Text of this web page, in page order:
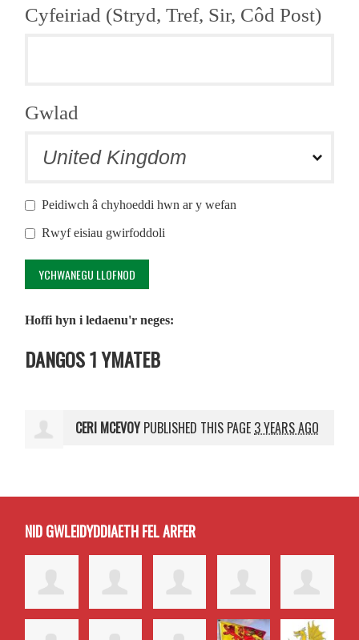
Cyfeiriad (Stryd, Tref, Sir, Côd Post)
Gwlad
Peidiwch â chyhoeddi hwn ar y wefan
Rwyf eisiau gwirfoddoli
Hoffi hyn i ledaenu'r neges:
DANGOS 1 YMATEB
CERI MCEVOY PUBLISHED THIS PAGE 3 YEARS AGO
NID GWLEIDYDDIAETH FEL ARFER